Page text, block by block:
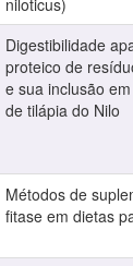
niloticus)
Digestibilidade
proteico de
e sua inclusão
de tilápia do Nilo
Métodos de
fitase em dietas